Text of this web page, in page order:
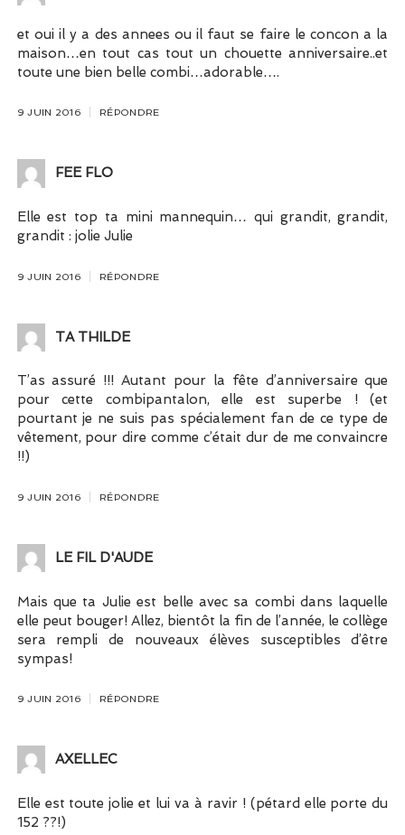
et oui il y a des annees ou il faut se faire le concon a la
maison…en tout cas tout un chouette anniversaire..et
toute une bien belle combi…adorable….
9 JUIN 2016 RÉPONDRE
FEE FLO
Elle est top ta mini mannequin… qui grandit, grandit,
grandit : jolie Julie
9 JUIN 2016 RÉPONDRE
TA THILDE
T’as assuré !!! Autant pour la fête d’anniversaire que
pour cette combipantalon, elle est superbe ! (et
pourtant je ne suis pas spécialement fan de ce type de
vêtement, pour dire comme c’était dur de me convaincre
!!)
9 JUIN 2016 RÉPONDRE
LE FIL D'AUDE
Mais que ta Julie est belle avec sa combi dans laquelle
elle peut bouger! Allez, bientôt la fin de l’année, le collège
sera rempli de nouveaux élèves susceptibles d’être
sympas!
9 JUIN 2016 RÉPONDRE
AXELLEC
Elle est toute jolie et lui va à ravir ! (pétard elle porte du
152 ??!)